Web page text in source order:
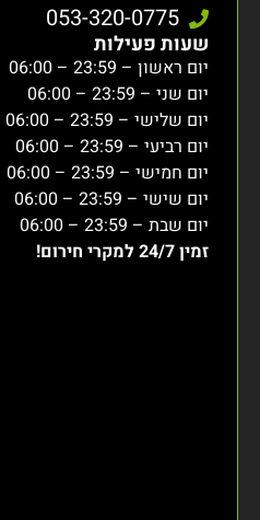
053-320-0775
שעות פעילות
יום ראשון – 23:59 – 06:00
יום שני – 23:59 – 06:00
יום שלישי – 23:59 – 06:00
יום רביעי – 23:59 – 06:00
יום חמישי – 23:59 – 06:00
יום שישי – 23:59 – 06:00
יום שבת – 23:59 – 06:00
זמין 24/7 למקרי חירום!